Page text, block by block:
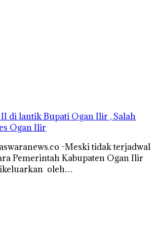
di lantik Bupati Ogan Ilir , Salah
Ogan Ilir
-Meski tidak terjadwal
Pemerintah Kabupaten Ogan Ilir
oleh…